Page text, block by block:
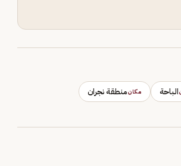
الباحة مكانمنطقة نجران